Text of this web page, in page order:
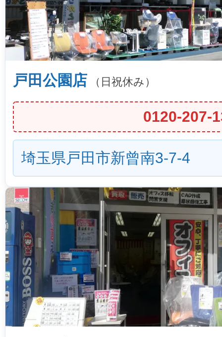
戸田公園店 （日祝休み）
0120-207-
埼玉県戸田市新曾南3-7-4